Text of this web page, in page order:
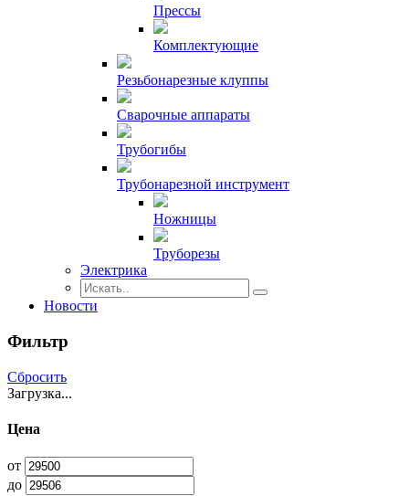
Прессы
Комплектующие
Резьбонарезные клуппы
Сварочные аппараты
Трубогибы
Трубонарезной инструмент
Ножницы
Труборезы
Электрика
Новости
Фильтр
Сбросить
Загрузка...
Цена
от
до